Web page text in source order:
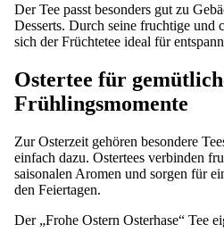
Der Tee passt besonders gut zu
Desserts. Durch seine fruchtige und
sich der Früchtetee ideal für
Ostertee für
Frühlingsmomente
Zur Osterzeit gehören besondere
einfach dazu. Ostertees verbinden
saisonalen Aromen und sorgen für
den Feiertagen.
Der „Frohe Ostern Osterhase“ Tee